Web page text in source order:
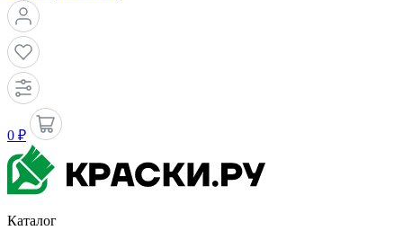
0 ₽
Каталог